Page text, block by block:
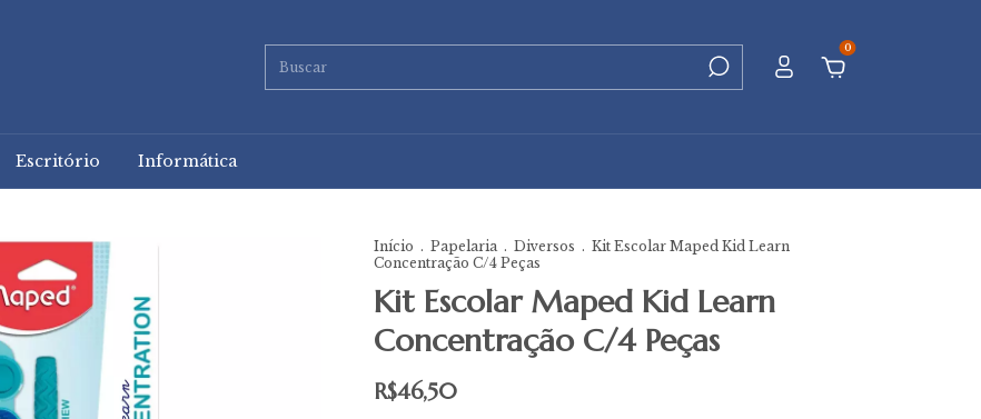
0
Escritório Informática
Início . Papelaria . Diversos . Kit Escolar Maped Kid Learn
Concentração C/4 Peças
Kit Escolar Maped Kid Learn
Concentração C/4 Peças
R$46,50